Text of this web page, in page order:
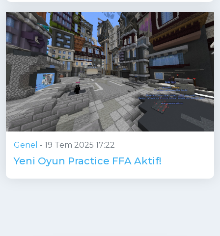
Genel - 19 Tem 2025 17:22
Yeni Oyun Practice FFA Aktif!